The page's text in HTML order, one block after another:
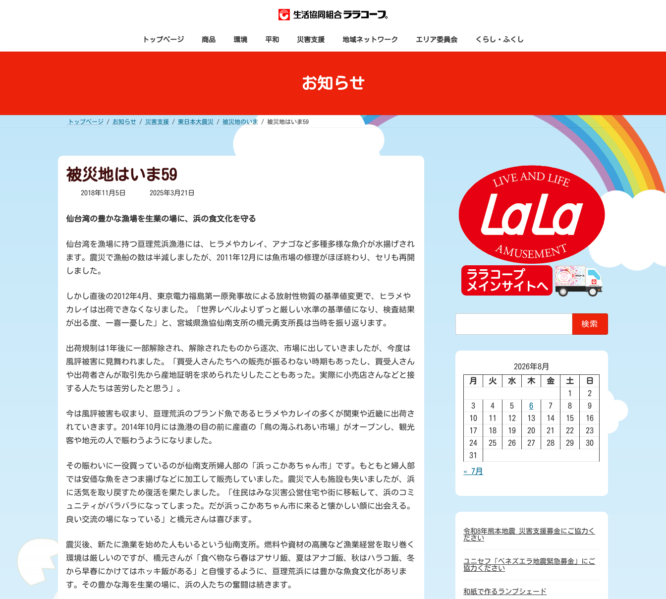
ス
ン
トップページ 商品 環境 平和 災害支援 地域ネットワーク エリア委員会 くらし・ふくし
お知らせ
トップページ お知らせ 災害支援 東日本大震災 被災地のいま 被災地はいま59
被災地はいま59
2018年11月5日
最
日
2025年3月21日
仙台湾の豊かな漁場を生業の場に、浜の食文化を守る
仙台湾を漁場に持つ亘理荒浜漁港には、ヒラメやカレイ、アナゴなど多種多様な魚介が水揚げされ
ます。震災で漁船の数は半減しましたが、2011年12月には魚市場の修理がほぼ終わり、セリも再開
しました。
しかし直後の2012年4月、東京電力福島第一原発事故による放射性物質の基準値変更で、ヒラメや
カレイは出荷できなくなりました。「世界レベルよりずっと厳しい水準の基準値になり、検査結果
が出る度、一喜一憂した」と、宮城県漁協仙南支所の橋元勇支所長は当時を振り返ります。
出荷規制は1年後に一部解除され、解除されたものから逐次、市場に出していきましたが、今度は
風評被害に見舞われました。「買受人さんたちへの販売が振るわない時期もあったし、買受人さん
や出荷者さんが取引先から産地証明を求められたりしたこともあった。実際に小売店さんなどと接
する人たちは苦労したと思う」。
今は風評被害も収まり、亘理荒浜のブランド魚であるヒラメやカレイの多くが関東や近畿に出荷さ
れていきます。2014年10月には漁港の目の前に産直の「鳥の海ふれあい市場」がオープンし、観光
客や地元の人で賑わうようになりました。
その賑わいに一役買っているのが仙南支所婦人部の「浜っこかあちゃん市」です。もともと婦人部
では安価な魚をさつま揚げなどに加工して販売していました。震災で人も施設も失いましたが、浜
に活気を取り戻すため復活を果たしました。「住民はみな災害公営住宅や街に移転して、浜のコミ
ュニティがバラバラになってしまった。だが浜っこかあちゃん市に来ると懐かしい顔に出会える。
良い交流の場になっている」と橋元さんは喜びます。
震災後、新たに漁業を始めた人もいるという仙南支所。燃料や資材の高騰など漁業経営を取り巻く
環境は厳しいのですが、橋元さんが「食べ物なら春はアサリ飯、夏はアナゴ飯、秋はハラコ飯、冬
から早春にかけてはホッキ飯がある」と自慢するように、亘理荒浜には豊かな魚食文化がありま
す。その豊かな海を生業の場に、浜の人たちの奮闘は続きます。
検
2026年8月
月
火 水 木 金 土
日
1
2
3
4 5 6 7 8
9
10
11 12 13 14 15
16
17
18 19 20 21 22
23
24
25 26 27 28 29
30
31
« 7月
令和8年熊本地震 災害支援募金にご協力く
ださい
ユニセフ「ベネズエラ地震緊急募金」にご
協力ください
和紙で作るランプシェード